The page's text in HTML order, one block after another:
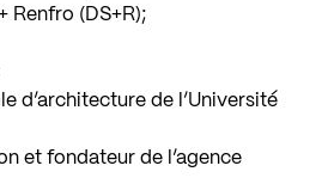
Renfro (DS+R);
d’architecture de l’Université
et fondateur de l’agence